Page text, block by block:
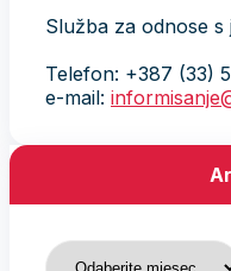
Služba za odnose s
Telefon: +387 (33)
e-mail:
Arhiva